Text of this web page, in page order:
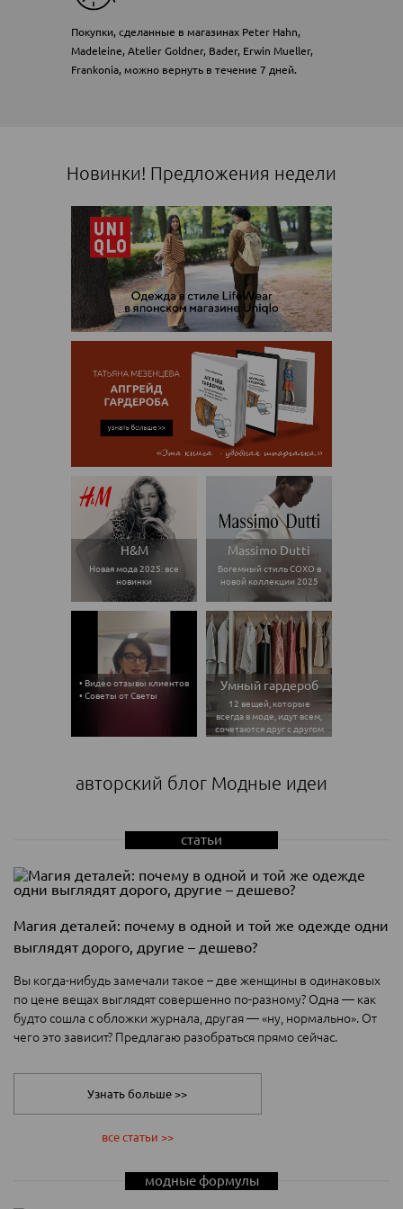
Покупки, сделанные в магазинах Peter Hahn,
Madeleine, Atelier Goldner, Bader, Erwin Mueller,
Frankonia, можно вернуть в течение 7 дней.
Новинки! Предложения недели
H&M
Новая мода 2025: все
новинки
Massimo Dutti
Богемный стиль СОХО в
новой коллекции 2025
• Видео отзывы клиентов
• Советы от Светы
Умный гардероб
12 вещей, которые
всегда в моде, идут всем,
сочетаются друг с другом
авторский блог Модные идеи
cтатьи
Магия деталей: почему в одной и той же одежде одни
выглядят дорого, другие – дешево?
Вы когда-нибудь замечали такое – две женщины в одинаковых
по цене вещах выглядят совершенно по-разному? Одна — как
будто сошла с обложки журнала, другая — «ну, нормально». От
чего это зависит? Предлагаю разобраться прямо сейчас.
Узнать больше >>
все статьи >>
модные формулы